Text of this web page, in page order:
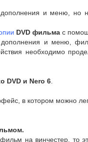
дополнения и меню, но
DVD фильмас
дополнения и меню,
необходимо
DVD и Nero 6.
в котором можно
на винчестер, то